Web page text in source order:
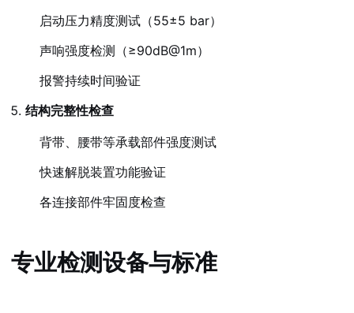
启动压力精度测试（55±5 bar）
声响强度检测（≥90dB@1m）
报警持续时间验证
结构完整性检查
背带、腰带等承载部件强度测试
快速解脱装置功能验证
各连接部件牢固度检查
专业检测设备与标准